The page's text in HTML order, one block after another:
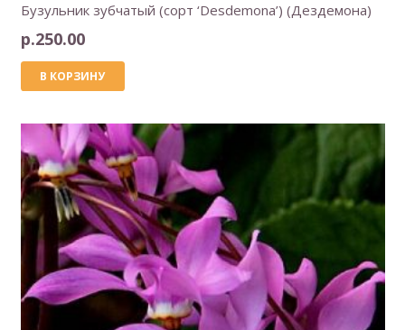
Бузульник зубчатый (сорт ‘Desdemona’) (Дездемона)
р.250.00
В КОРЗИНУ